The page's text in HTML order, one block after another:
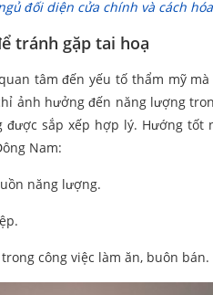
đối diện cửa chính và cách
tránh gặp tai hoạ
tâm đến yếu tố thẩm mỹ
ảnh hưởng đến năng lượng
sắp xếp hợp lý. Hướng
Nam:
năng lượng.
công việc làm ăn, buôn bán.